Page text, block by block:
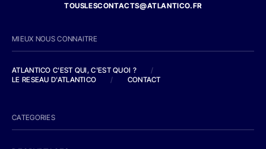
TOUSLESCONTACTS@ATLANTICO.FR
MIEUX NOUS CONNAITRE
ATLANTICO C'EST QUI, C'EST QUOI ?
/
LE RESEAU D'ATLANTICO
/ CONTACT
CATEGORIES